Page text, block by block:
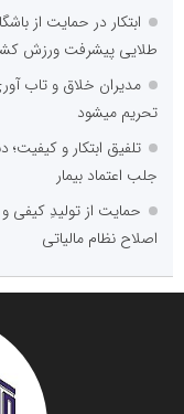
ابتکار در حمایت از
طلایی پیشرفت ورزش
مدیران خلاق و تاب
تحریم میشود
تلفیق ابتکار و
جلب اعتماد بیمار
حمایت از تولیدِ کیفی و
اصلاح نظام مالیاتی